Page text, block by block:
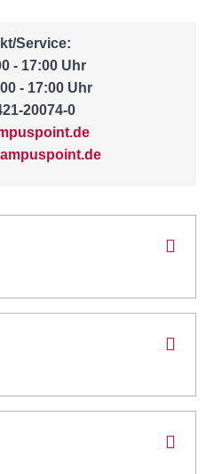
Service:
- 17:00 Uhr
- 17:00 Uhr
20074-0